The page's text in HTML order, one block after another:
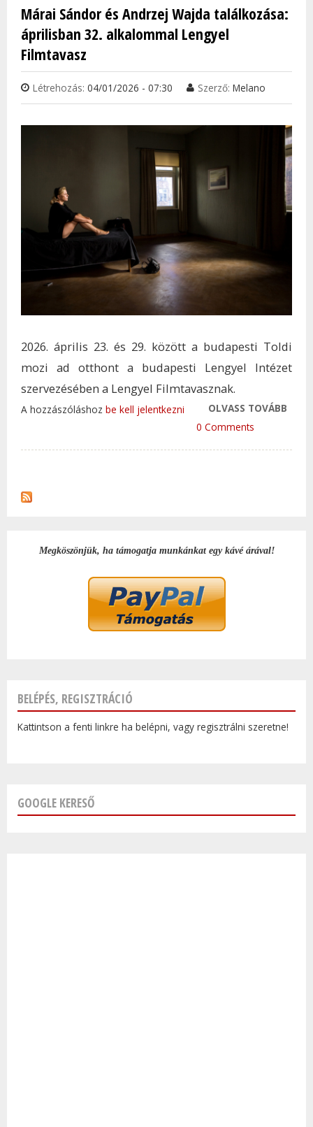
Márai Sándor és Andrzej Wajda találkozása:
áprilisban 32. alkalommal Lengyel
Filmtavasz
Létrehozás: 04/01/2026 - 07:30 Szerző: Melano
2026. április 23. és 29. között a budapesti Toldi
mozi ad otthont a budapesti Lengyel Intézet
szervezésében a Lengyel Filmtavasznak.
OLVASS TOVÁBB
A hozzászóláshoz be kell jelentkezni
0 Comments
Megköszönjük, ha támogatja munkánkat egy kávé árával!
BELÉPÉS, REGISZTRÁCIÓ
Kattintson a fenti linkre ha belépni, vagy regisztrálni szeretne!
GOOGLE KERESŐ